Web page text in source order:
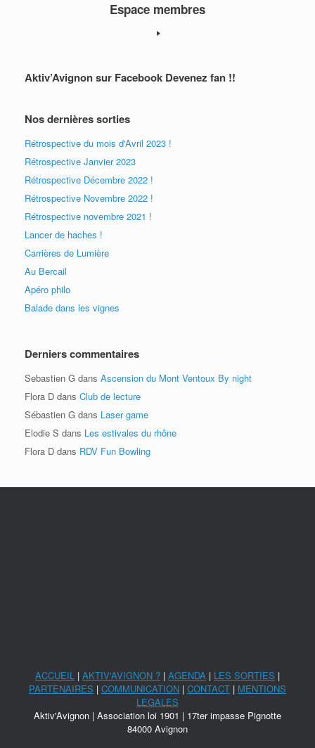
Espace membres
Aktiv’Avignon sur Facebook Devenez fan !!
Nos dernières sorties
Rétrospective du mois d'Avril 2023 !
Rétrospective Janvier 2023
Rétrospective Décembre 2022 !
Rétrospective Novembre 2022 !
Rétrospective novembre 2021 !
Lancer de haches !
Carrières de Lumière
Au Bercail
Apéro philo
Balade dans les vignes
Derniers commentaires
Sebastien G dans Ascension du Mont Ventoux By night
Flora D dans Club de lecture
Sébastien G dans Laser game
Elodie S dans Les estivales du rhône
Flora D dans RDV Fun Bowling
ACCUEIL | AKTIV'AVIGNON ? | AGENDA | LES SORTIES |
PARTENAIRES | COMMUNICATION | CONTACT | MENTIONS
LEGALES
Aktiv'Avignon | Association loi 1901 | 17ter impasse Pignotte
84000 Avignon